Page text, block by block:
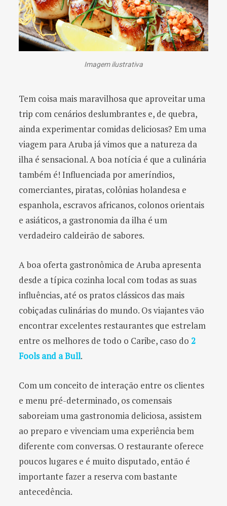
Imagem ilustrativa
Tem coisa mais maravilhosa que aproveitar uma
trip com cenários deslumbrantes e, de quebra,
ainda experimentar comidas deliciosas? Em uma
viagem para Aruba já vimos que a natureza da
ilha é sensacional. A boa notícia é que a culinária
também é! Influenciada por ameríndios,
comerciantes, piratas, colônias holandesa e
espanhola, escravos africanos, colonos orientais
e asiáticos, a gastronomia da ilha é um
verdadeiro caldeirão de sabores.
A boa oferta gastronômica de Aruba apresenta
desde a típica cozinha local com todas as suas
influências, até os pratos clássicos das mais
cobiçadas culinárias do mundo. Os viajantes vão
encontrar excelentes restaurantes que estrelam
entre os melhores de todo o Caribe, caso do 2
Fools and a Bull.
Com um conceito de interação entre os clientes
e menu pré-determinado, os comensais
saboreiam uma gastronomia deliciosa, assistem
ao preparo e vivenciam uma experiência bem
diferente com conversas. O restaurante oferece
poucos lugares e é muito disputado, então é
importante fazer a reserva com bastante
antecedência.